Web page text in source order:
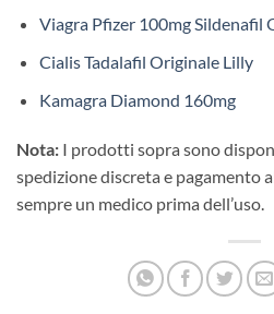
Viagra Pfizer 100mg Sildenafil
Cialis Tadalafil Originale Lilly
Kamagra Diamond 160mg
Nota: I prodotti sopra sono
spedizione discreta e pagamento
sempre un medico prima dell’uso.